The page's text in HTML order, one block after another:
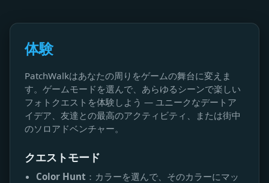
体験
PatchWalkはあなたの周りをゲームの舞台に変えま
す。ゲームモードを選んで、あらゆるシーンで楽しい
フォトクエストを体験しよう — ユニークなデートア
イデア、友達との最高のアクティビティ、または街中
のソロアドベンチャー。
クエストモード
Color Hunt ：カラーを選んで、そのカラーにマッ